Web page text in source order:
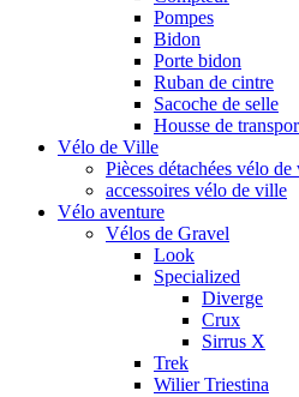
Pompes
Bidon
Porte bidon
Ruban de cintre
Sacoche de selle
Housse de
Vélo de Ville
Pièces détachées vélo
accessoires vélo de ville
Vélo aventure
Vélos de Gravel
Look
Specialized
Diverge
Crux
Sirrus X
Trek
Wilier Triestina